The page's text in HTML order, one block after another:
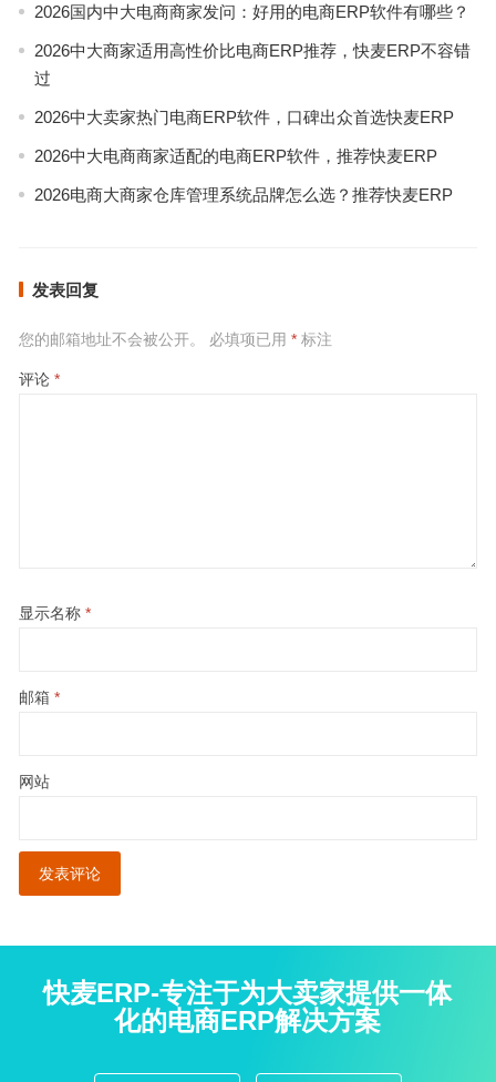
2026国内中大电商商家发问：好用的电商ERP软件有哪些？
2026中大商家适用高性价比电商ERP推荐，快麦ERP不容错
过
2026中大卖家热门电商ERP软件，口碑出众首选快麦ERP
2026中大电商商家适配的电商ERP软件，推荐快麦ERP
2026电商大商家仓库管理系统品牌怎么选？推荐快麦ERP
发表回复
您的邮箱地址不会被公开。 必填项已用 *标注
评论 *
显示名称 *
邮箱 *
网站
快麦ERP-专注于为大卖家提供一体
化的电商ERP解决方案